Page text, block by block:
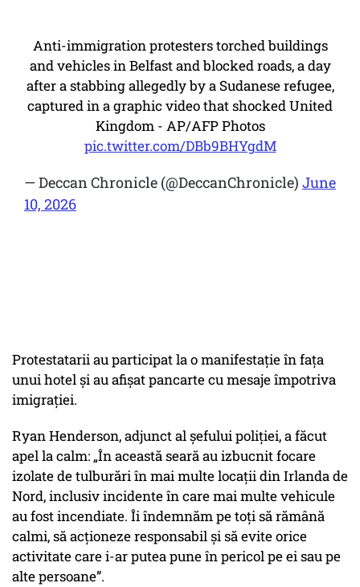
Anti-immigration protesters torched buildings
and vehicles in Belfast and blocked roads, a day
after a stabbing allegedly by a Sudanese refugee,
captured in a graphic video that shocked United
Kingdom - AP/AFP Photos
pic.twitter.com/DBb9BHYgdM
— Deccan Chronicle (@DeccanChronicle) June
10, 2026
Protestatarii au participat la o manifestație în fața
unui hotel și au afișat pancarte cu mesaje împotriva
imigrației.
Ryan Henderson, adjunct al șefului poliției, a făcut
apel la calm: „În această seară au izbucnit focare
izolate de tulburări în mai multe locații din Irlanda de
Nord, inclusiv incidente în care mai multe vehicule
au fost incendiate. Îi îndemnăm pe toți să rămână
calmi, să acționeze responsabil și să evite orice
activitate care i-ar putea pune în pericol pe ei sau pe
alte persoane”.